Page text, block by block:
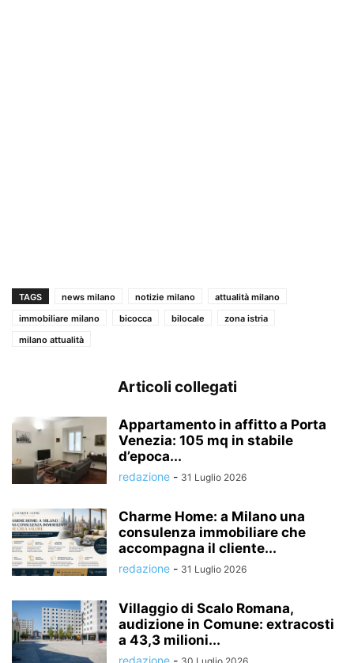
TAGS news milano notizie milano
attualità milano
immobiliare milano
bicocca bilocale
zona istria
milano attualità
Articoli collegati
Appartamento in affitto a Porta
Venezia: 105 mq in stabile
d’epoca...
redazione - 31 Luglio 2026
Charme Home: a Milano una
consulenza immobiliare che
accompagna il cliente...
redazione - 31 Luglio 2026
Villaggio di Scalo Romana,
audizione in Comune: extracosti
a 43,3 milioni...
redazione -